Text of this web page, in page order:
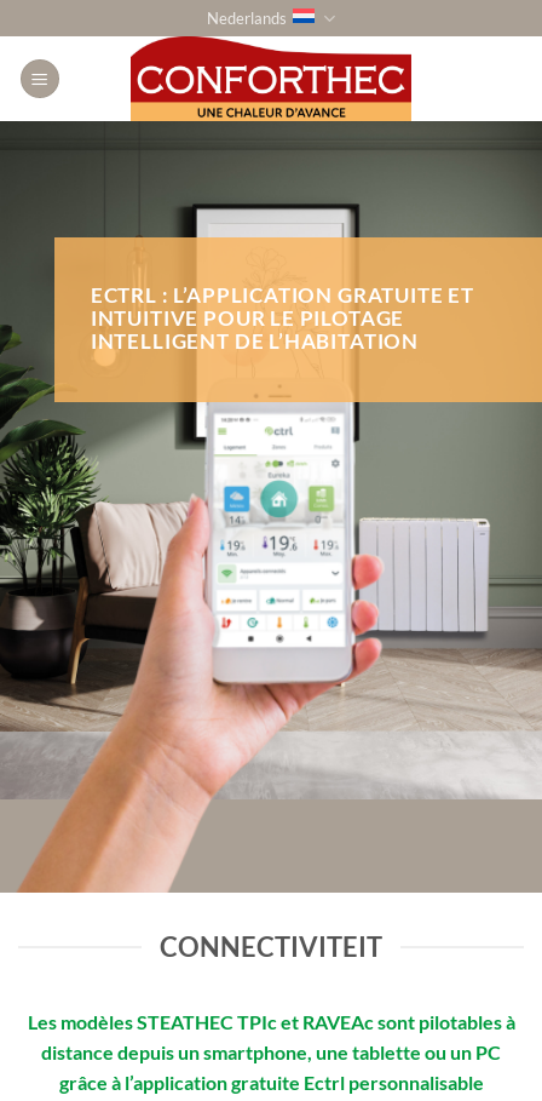
naar
inhoud
Nederlands
ECTRL : L’APPLICATION GRATUITE ET
INTUITIVE POUR LE PILOTAGE
INTELLIGENT DE L’HABITATION
CONNECTIVITEIT
Les modèles STEATHEC TPIc et RAVEAc sont pilotables à
distance depuis un smartphone, une tablette ou un PC
grâce à l’application gratuite Ectrl personnalisable